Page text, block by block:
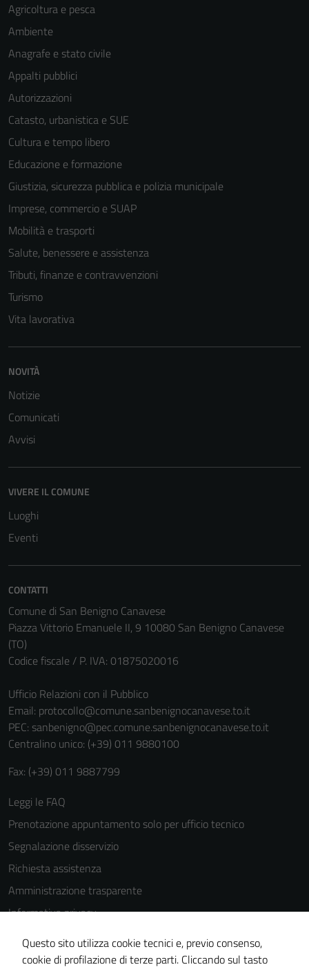
Agricoltura e pesca
Ambiente
Anagrafe e stato civile
Appalti pubblici
Autorizzazioni
Catasto, urbanistica e SUE
Cultura e tempo libero
Educazione e formazione
Giustizia, sicurezza pubblica e polizia municipale
Imprese, commercio e SUAP
Mobilità e trasporti
Salute, benessere e assistenza
Tributi, finanze e contravvenzioni
Turismo
Vita lavorativa
NOVITÀ
Notizie
Comunicati
Avvisi
VIVERE IL COMUNE
Luoghi
Eventi
CONTATTI
Comune di San Benigno Canavese
Piazza Vittorio Emanuele II, 9 10080 San Benigno Canavese
(TO)
Codice fiscale / P. IVA: 01875020016
Ufficio Relazioni con il Pubblico
Email: protocollo@comune.sanbenignocanavese.to.it
PEC: sanbenigno@pec.comune.sanbenignocanavese.to.it
Centralino unico: (+39) 011 9880100
Fax: (+39) 011 9887799
Leggi le FAQ
Prenotazione appuntamento solo per ufficio tecnico
Segnalazione disservizio
Richiesta assistenza
Amministrazione trasparente
Informativa privacy
Cookie Policy
Note legali
Questo sito utilizza cookie tecnici e, previo consenso,
cookie di profilazione di terze parti. Cliccando sul tasto
informazioni
personali.